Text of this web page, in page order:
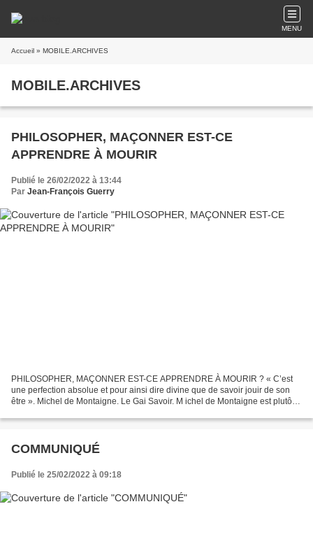
MENU
Accueil » MOBILE.ARCHIVES
MOBILE.ARCHIVES
PHILOSOPHER, MAÇONNER EST-CE
APPRENDRE À MOURIR
Publié le 26/02/2022 à 13:44
Par Jean-François Guerry
PHILOSOPHER, MAÇONNER EST-CE APPRENDRE À MOURIR ? « C’est
une perfection absolue et pour ainsi dire divine que de savoir jouir de son
être ». Michel de Montaigne. Le Gai Savoir. M ichel de Montaigne est plutôt
COMMUNIQUÉ
Publié le 25/02/2022 à 09:18